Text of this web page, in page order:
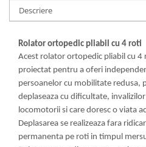
Descriere
Rolator ortopedic pliabil cu 4 roti
Acest rolator ortopedic pliabil cu
proiectat pentru a oferi
persoanelor cu mobilitate redusa,
deplaseaza cu dificultate,
locomotorii si care doresc o viata
Deplasarea se realizeaza fara
permanenta pe roti in timpul